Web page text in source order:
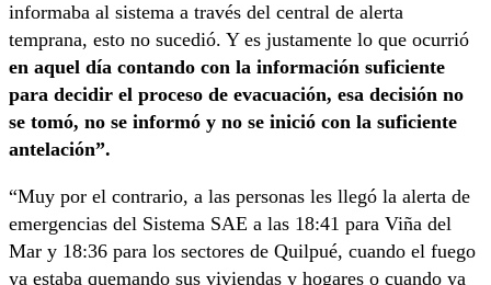
informaba al sistema a través del central de alerta
temprana, esto no sucedió. Y es justamente lo que ocurrió
en aquel día contando con la información suficiente
para decidir el proceso de evacuación, esa decisión no
se tomó, no se informó y no se inició con la suficiente
antelación”.
“Muy por el contrario, a las personas les llegó la alerta de
emergencias del Sistema SAE a las 18:41 para Viña del
Mar y 18:36 para los sectores de Quilpué, cuando el fuego
ya estaba quemando sus viviendas y hogares o cuando ya